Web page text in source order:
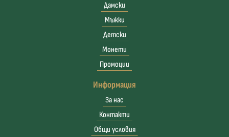
Дамски
Мъжки
Детски
Монети
Промоции
Информация
За нас
Контакти
Общи условия